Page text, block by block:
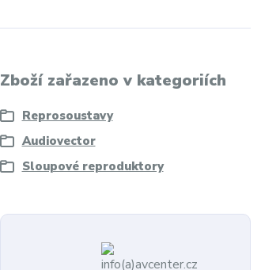
Zboží zařazeno v kategoriích
Reprosoustavy
Audiovector
Sloupové reproduktory